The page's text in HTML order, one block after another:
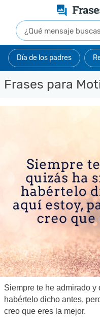
Día de los padres
Frases para
Siempre te he admirado
habértelo dicho antes,
creo que eres la mejor.